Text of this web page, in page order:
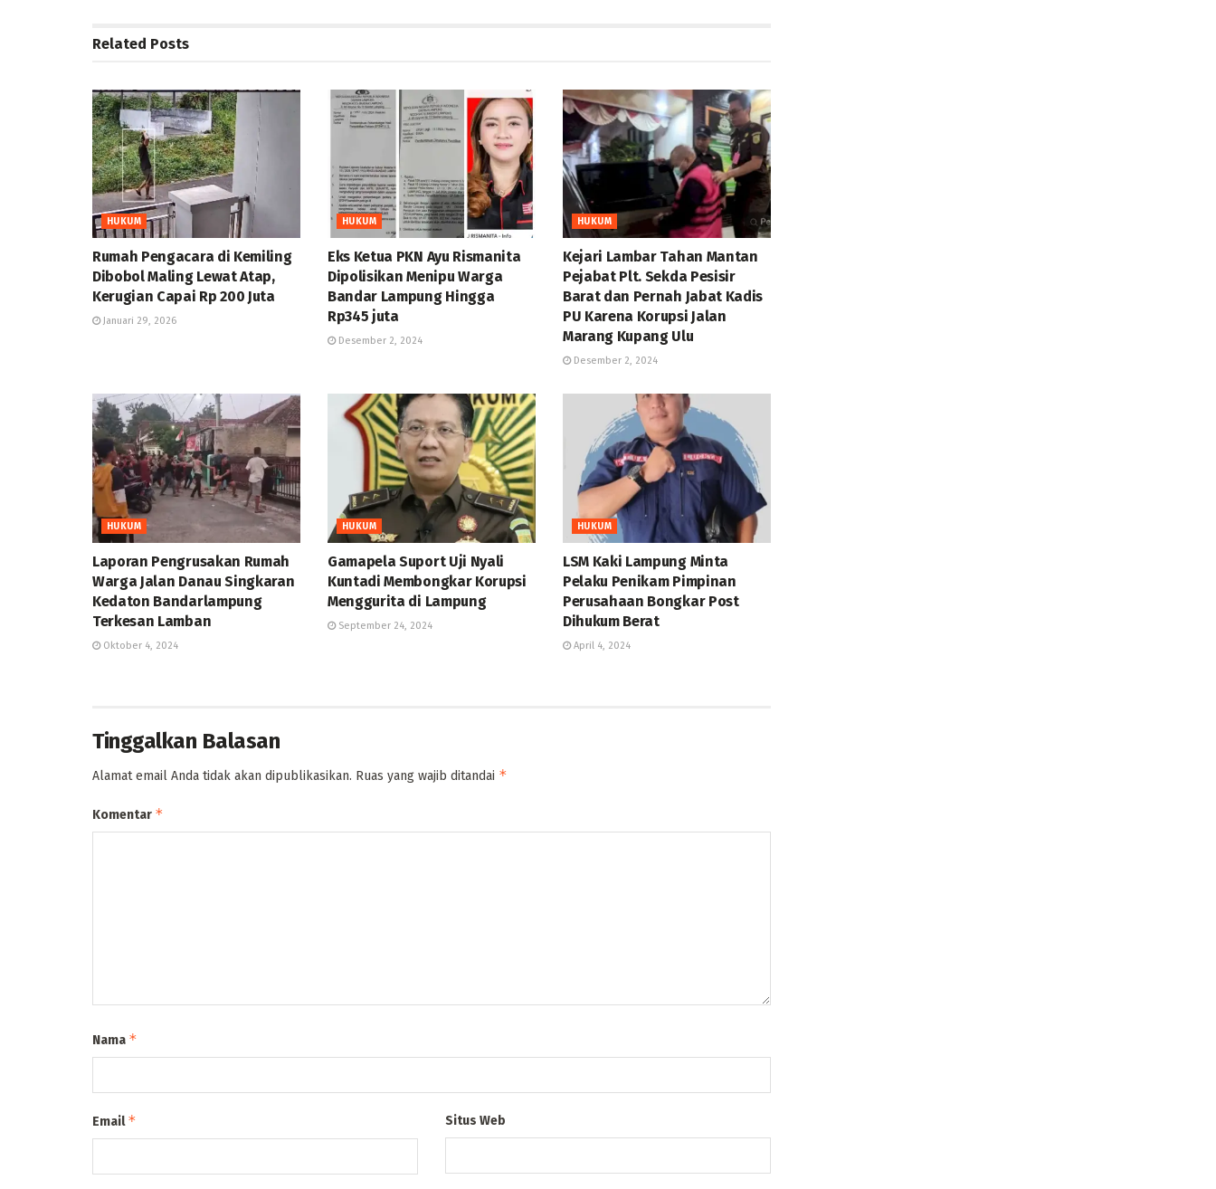
Related Posts
HUKUM
Rumah Pengacara di Kemiling
Dibobol Maling Lewat Atap,
Kerugian Capai Rp 200 Juta
Januari 29, 2026
HUKUM
Eks Ketua PKN Ayu Rismanita
Dipolisikan Menipu Warga
Bandar Lampung Hingga
Rp345 juta
Desember 2, 2024
HUKUM
Kejari Lambar Tahan Mantan
Pejabat Plt. Sekda Pesisir
Barat dan Pernah Jabat Kadis
PU Karena Korupsi Jalan
Marang Kupang Ulu
Desember 2, 2024
HUKUM
Laporan Pengrusakan Rumah
Warga Jalan Danau Singkaran
Kedaton Bandarlampung
Terkesan Lamban
Oktober 4, 2024
HUKUM
Gamapela Suport Uji Nyali
Kuntadi Membongkar Korupsi
Menggurita di Lampung
September 24, 2024
HUKUM
LSM Kaki Lampung Minta
Pelaku Penikam Pimpinan
Perusahaan Bongkar Post
Dihukum Berat
April 4, 2024
Tinggalkan Balasan
Alamat email Anda tidak akan dipublikasikan. Ruas yang wajib ditandai *
Komentar *
Nama *
Email* Situs Web